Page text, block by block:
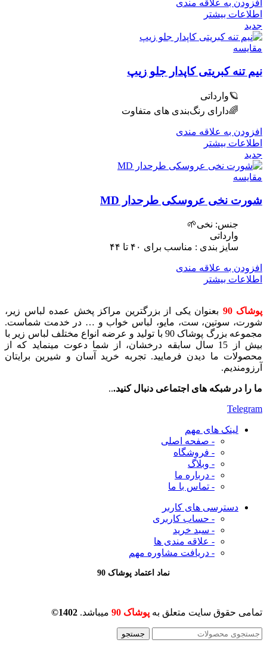
افزودن به علاقه مندی
اطلاعات بیشتر
جدید
مقایسه
نیم تنه کبریتی کاپدار جلو زیپ
🪐وارداتی
🌈دارای رنگ‌بندی های متفاوت
افزودن به علاقه مندی
اطلاعات بیشتر
جدید
مقایسه
شورت نخی عروسکی طرحدار MD
جنس: نخی🌱
وارداتی
سایز بندی : مناسب برای ۴٠ تا ۴۴
افزودن به علاقه مندی
اطلاعات بیشتر
پوشاک 90
بعنوان یکی از بزرگترین مراکز پخش عمده لباس زیر،
شورت، سوتین، ست، مایو، لباس خواب و … در خدمت شماست.
مجموعه بزرگ پوشاک 90 با تولید و عرضه انواع مختلف لباس زیر با
بیش از 15 سال سابقه درخشان، از شما دعوت مینماید که از
محصولات ما دیدن فرمایید. تجربه خرید آسان و شیرین برایتان
آرزومندیم.
ما را در شبکه های اجتماعی دنبال کنید...
Telegram
لینک های مهم
- صفحه اصلی
- فروشگاه
- وبلاگ
- درباره ما
- تماس با ما
دسترسی های کاربر
- حساب کاربری
- سبد خرید
- علاقه مندی ها
- دریافت مشاوره مهم
نماد اعتماد پوشاک 90
تمامی حقوق سایت متعلق به پوشاک 90 میباشد. 1402©
جستجو